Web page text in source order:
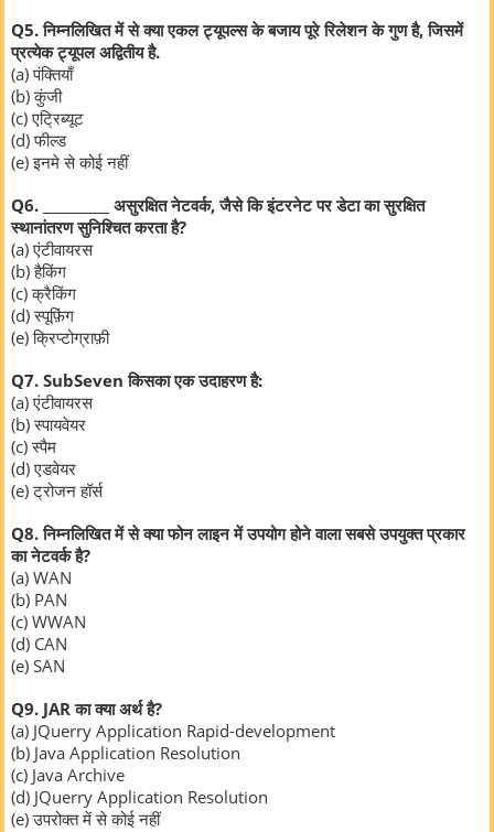
Q5. निम्नलिखित में से क्या एकल ट्यूपल्स के बजाय पूरे रिलेशन के गुण है, जिसमें
प्रत्येक ट्यूपल अद्वितीय है.
(a) पंक्तियाँ
(b) कुंजी
(c) एट्रिब्यूट
(d) फील्ड
(e) इनमे से कोई नहीं
Q6. __________ असुरक्षित नेटवर्क, जैसे कि इंटरनेट पर डेटा का सुरक्षित
स्थानांतरण सुनिश्चित करता है?
(a) एंटीवायरस
(b) हैकिंग
(c) क्रैकिंग
(d) स्पूफ़िंग
(e) क्रिप्टोग्राफ़ी
Q7. SubSeven किसका एक उदाहरण है:
(a) एंटीवायरस
(b) स्पायवेयर
(c) स्पैम
(d) एडवेयर
(e) ट्रोजन हॉर्स
Q8. निम्नलिखित में से क्या फोन लाइन में उपयोग होने वाला सबसे उपयुक्त प्रकार
का नेटवर्क है?
(a) WAN
(b) PAN
(c) WWAN
(d) CAN
(e) SAN
Q9. JAR का क्या अर्थ है?
(a) JQuerry Application Rapid-development
(b) Java Application Resolution
(c) Java Archive
(d) JQuerry Application Resolution
(e) उपरोक्त में से कोई नहीं